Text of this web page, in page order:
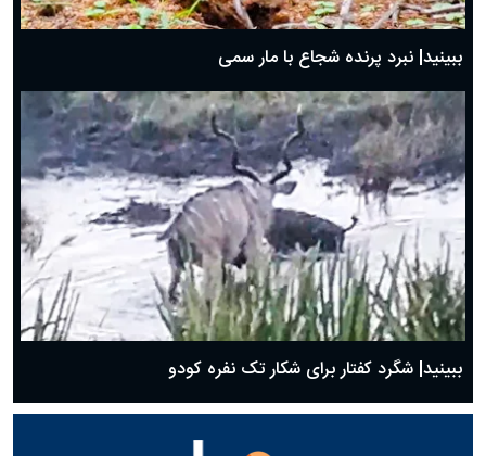
ببینید| نبرد پرنده شجاع با مار سمی
ببینید| شگرد کفتار برای شکار تک نفره کودو